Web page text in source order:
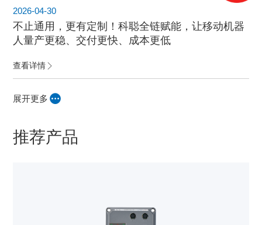
2026-04-30
不止通用，更有定制！科聪全链赋能，让移动机器
人量产更稳、交付更快、成本更低
查看详情
展开更多
推荐产品